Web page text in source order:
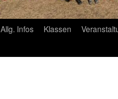
Allg. Infos Klassen